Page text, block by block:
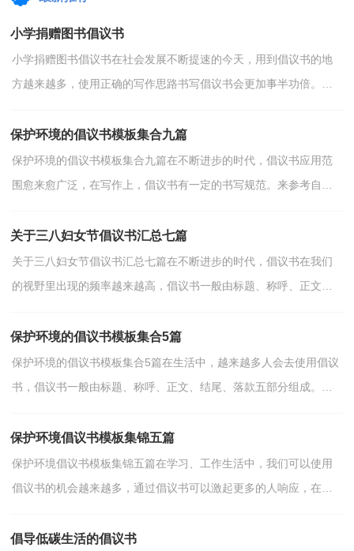
小学捐赠图书倡议书
小学捐赠图书倡议书在社会发展不断提速的今天，用到倡议书的地
方越来越多，使用正确的写作思路书写倡议书会更加事半功倍。写
保护环境的倡议书模板集合九篇
保护环境的倡议书模板集合九篇在不断进步的时代，倡议书应用范
围愈来愈广泛，在写作上，倡议书有一定的书写规范。来参考自己
关于三八妇女节倡议书汇总七篇
关于三八妇女节倡议书汇总七篇在不断进步的时代，倡议书在我们
的视野里出现的频率越来越高，倡议书一般由标题、称呼、正文、
保护环境的倡议书模板集合5篇
保护环境的倡议书模板集合5篇在生活中，越来越多人会去使用倡议
书，倡议书一般由标题、称呼、正文、结尾、落款五部分组成。那
保护环境倡议书模板集锦五篇
保护环境倡议书模板集锦五篇在学习、工作生活中，我们可以使用
倡议书的机会越来越多，通过倡议书可以激起更多的人响应，在最
倡导低碳生活的倡议书